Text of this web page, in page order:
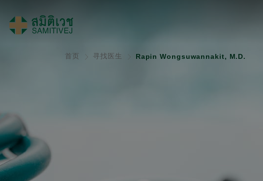
首页 寻找医生 Rapin Wongsuwannakit, M.D.